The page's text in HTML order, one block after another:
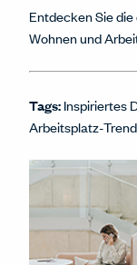
Entdecken Sie
Wohnen und
Tags:Inspiriertes
Arbeitsplatz-